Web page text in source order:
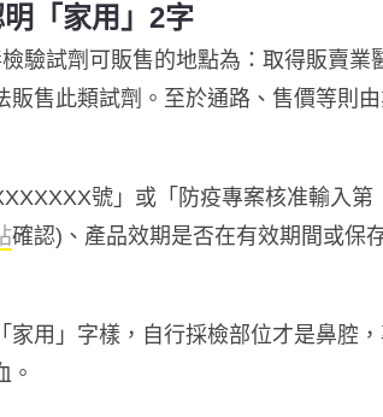
「家用」2字
驗試劑可販售的地點為：取得販賣業
售此類試劑。 至於通路、售價等則
號」或「防疫專案核准輸入第
確認)、產品效期是否在有效期間或保
用」字樣，自行採檢部位才是鼻腔
。